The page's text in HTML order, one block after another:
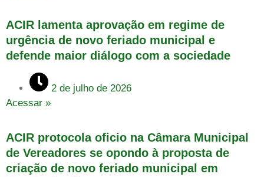
ACIR lamenta aprovação em regime de
urgência de novo feriado municipal e
defende maior diálogo com a sociedade
2 de julho de 2026
Acessar »
ACIR protocola oficio na Câmara Municipal
de Vereadores se opondo à proposta de
criação de novo feriado municipal em